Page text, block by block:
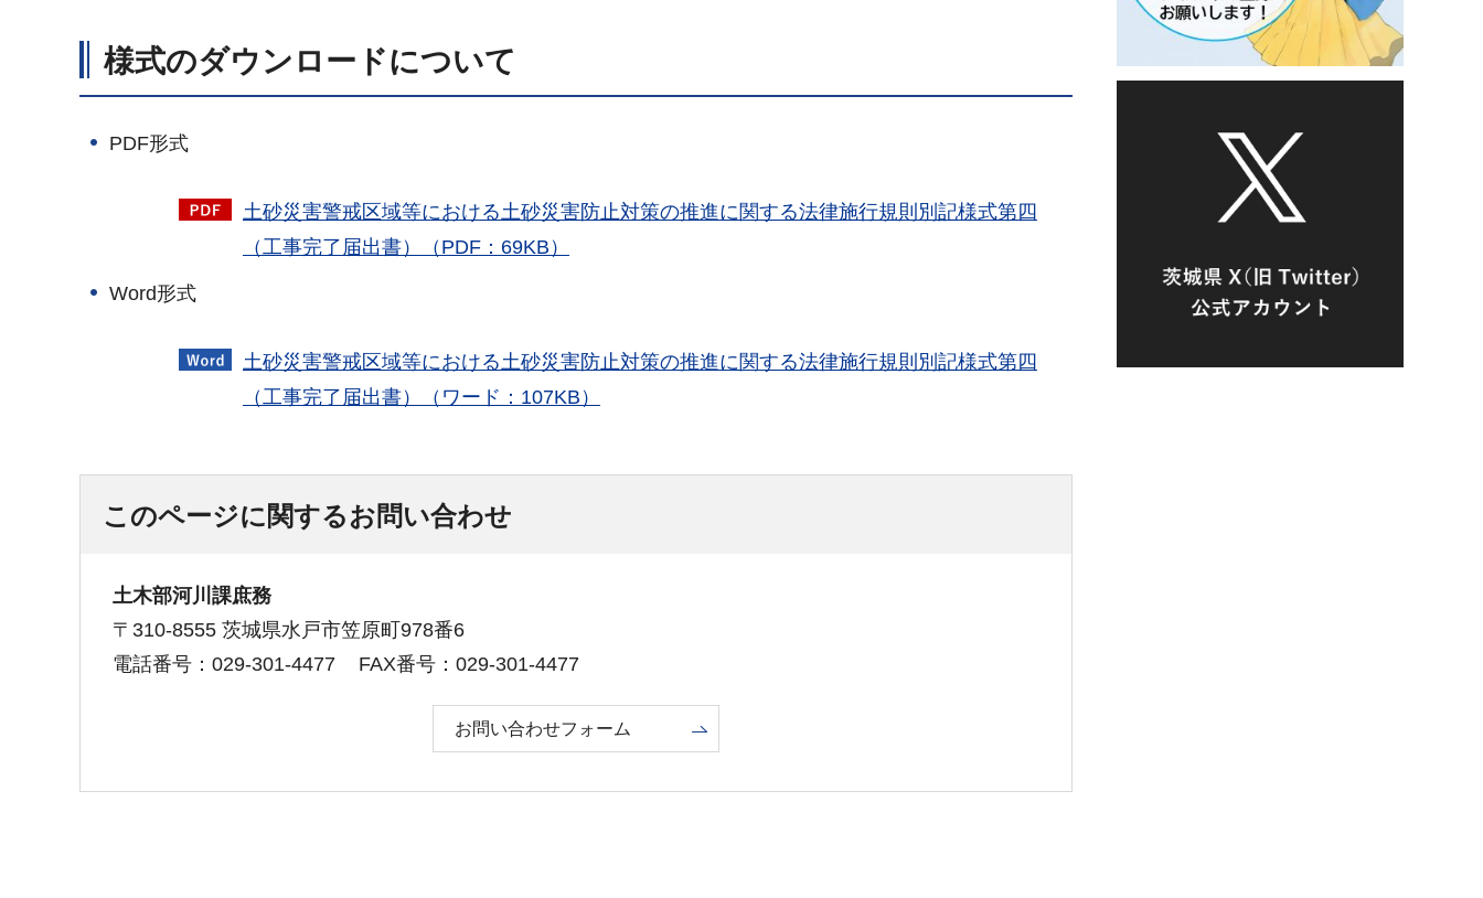
様式のダウンロードについて
PDF形式
土砂災害警戒区域等における土砂災害防止対策の推進に関する法律施行規則別記様式第四
（工事完了届出書）（PDF：69KB）
Word形式
土砂災害警戒区域等における土砂災害防止対策の推進に関する法律施行規則別記様式第四
（工事完了届出書）（ワード：107KB）
このページに関するお問い合わせ
土木部河川課庶務
〒310-8555 茨城県水戸市笠原町978番6
電話番号：029-301-4477
FAX番号：029-301-4477
お問い合わせフォーム